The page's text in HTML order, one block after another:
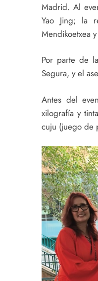
Madrid. Al
Yao Jing; la
Mendikoetxea
Por parte de
Segura, y el
Antes del
xilografía y
cuju (juego de